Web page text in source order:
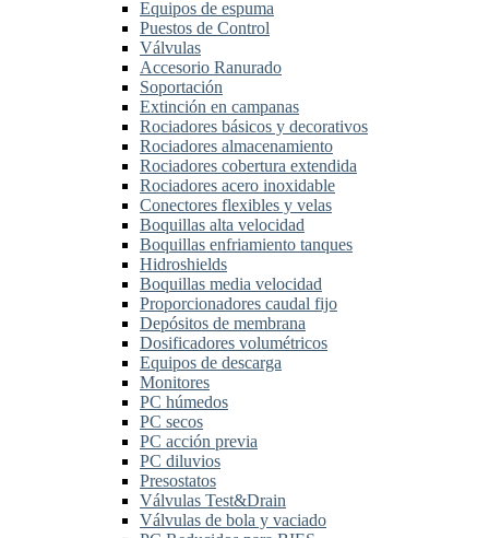
Equipos de espuma
Puestos de Control
Válvulas
Accesorio Ranurado
Soportación
Extinción en campanas
Rociadores básicos y decorativos
Rociadores almacenamiento
Rociadores cobertura extendida
Rociadores acero inoxidable
Conectores flexibles y velas
Boquillas alta velocidad
Boquillas enfriamiento tanques
Hidroshields
Boquillas media velocidad
Proporcionadores caudal fijo
Depósitos de membrana
Dosificadores volumétricos
Equipos de descarga
Monitores
PC húmedos
PC secos
PC acción previa
PC diluvios
Presostatos
Válvulas Test&Drain
Válvulas de bola y vaciado